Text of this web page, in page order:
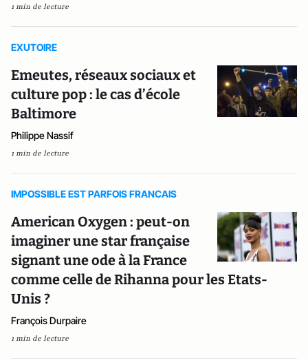
1 min de lecture
EXUTOIRE
Emeutes, réseaux sociaux et
culture pop : le cas d’école
Baltimore
Philippe Nassif
1 min de lecture
IMPOSSIBLE EST PARFOIS FRANCAIS
American Oxygen : peut-on
imaginer une star française
signant une ode à la France
comme celle de Rihanna pour les Etats-
Unis ?
François Durpaire
1 min de lecture